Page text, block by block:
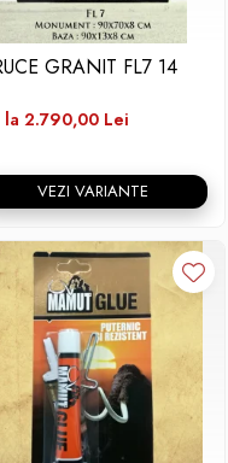
GRANIT FL7 14
la 2.790,00 Lei
VEZI VARIANTE